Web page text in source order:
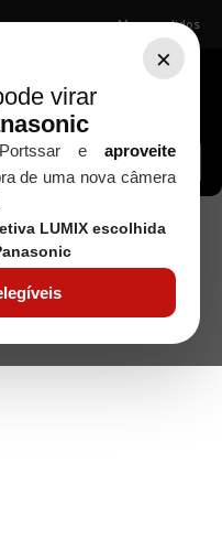
×
virar
e aproveite
de uma nova câmera
LUMIX escolhida
Meus pedidos